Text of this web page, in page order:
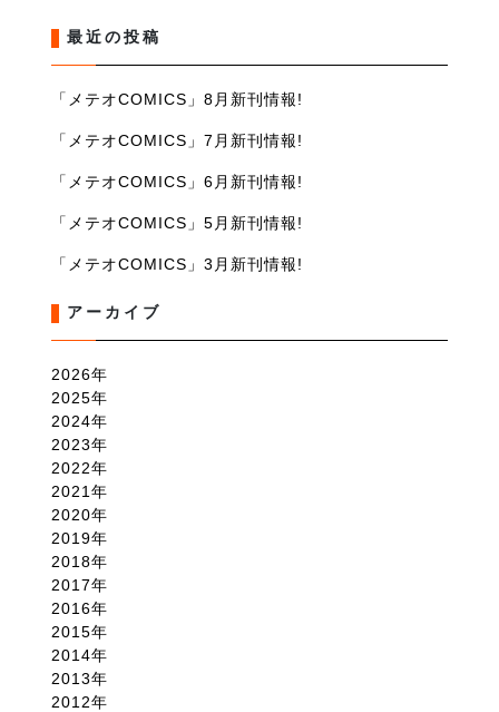
最近の投稿
「メテオCOMICS」8月新刊情報!
「メテオCOMICS」7月新刊情報!
「メテオCOMICS」6月新刊情報!
「メテオCOMICS」5月新刊情報!
「メテオCOMICS」3月新刊情報!
アーカイブ
2026
2025
2024
2023
2022
2021
2020
2019
2018
2017
2016
2015
2014
2013
2012